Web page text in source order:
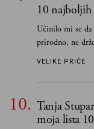
10
Učinilo mi se
prirodno, ne
senzibiliteta...
VELIKE PRIČE
Tanja
moja lista